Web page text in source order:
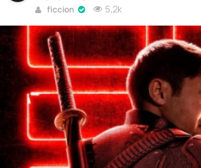
ficcion 5,2k